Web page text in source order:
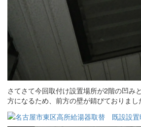
さてさて今回取付け設置場所が2階の凹み
方になるため、前方の壁が錆びておりまし